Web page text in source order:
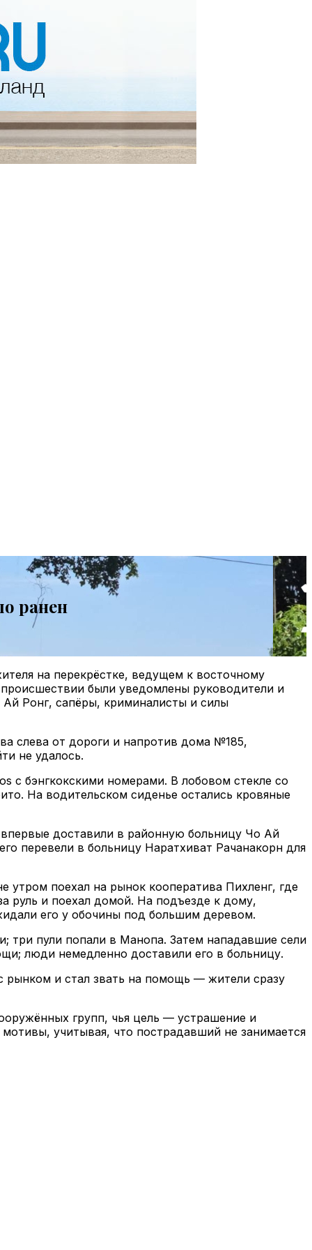
ранен
на перекрёстке, ведущем к восточному
были уведомлены руководители и
Ронг, сапёры, криминалисты и силы
слева от дороги и напротив дома №185,
не удалось.
с бэнгкокскими номерами. В лобовом стекле со
На водительском сиденье остались кровяные
доставили в районную больницу Чо Ай
перевели в больницу Наратхиват Рачанакорн для
утром поехал на рынок кооператива Пихленг, где
руль и поехал домой. На подъезде к дому,
его у обочины под большим деревом.
три пули попали в Манопа. Затем нападавшие сели
люди немедленно доставили его в больницу.
рынком и стал звать на помощь — жители сразу
групп, чья цель — устрашение и
учитывая, что пострадавший не занимается